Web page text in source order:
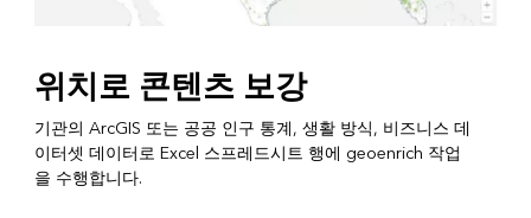
위치로 콘텐츠 보강
기관의 ArcGIS 또는 공공 인구 통계, 생활 방식, 비즈니스 데
이터셋 데이터로 Excel 스프레드시트 행에 geoenrich 작업
을 수행합니다.